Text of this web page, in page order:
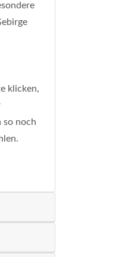
klicken,
so noch